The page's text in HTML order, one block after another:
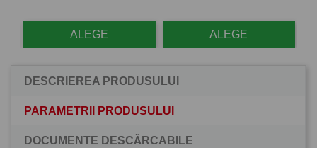
ALEGE ALEGE
DESCRIEREA PRODUSULUI
PARAMETRII PRODUSULUI
DOCUMENTE DESCĂRCABILE